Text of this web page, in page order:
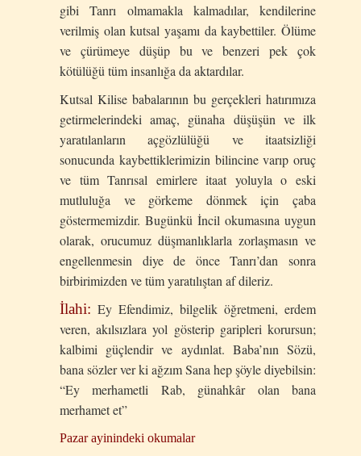
gibi Tanrı olmamakla kalmadılar, kendilerine
verilmiş olan kutsal yaşamı da kaybettiler. Ölüme
ve çürümeye düşüp bu ve benzeri pek çok
kötülüğü tüm insanlığa da aktardılar.
Kutsal Kilise babalarının bu gerçekleri hatırımıza
getirmelerindeki amaç, günaha düşüşün ve ilk
yaratılanların açgözlülüğü ve itaatsizliği
sonucunda kaybettiklerimizin bilincine varıp oruç
ve tüm Tanrısal emirlere itaat yoluyla o eski
mutluluğa ve görkeme dönmek için çaba
göstermemizdir. Bugünkü İncil okumasına uygun
olarak, orucumuz düşmanlıklarla zorlaşmasın ve
engellenmesin diye de önce Tanrı’dan sonra
birbirimizden ve tüm yaratılıştan af dileriz.
İlahi: Ey Efendimiz, bilgelik öğretmeni, erdem
veren, akılsızlara yol gösterip garipleri korursun;
kalbimi güçlendir ve aydınlat. Baba’nın Sözü,
bana sözler ver ki ağzım Sana hep şöyle diyebilsin:
“Ey merhametli Rab, günahkâr olan bana
merhamet et”
Pazar ayinindeki okumalar